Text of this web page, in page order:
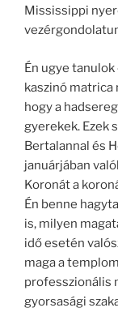
Mississippi
Én ugye
kaszinó matrica
hogy a
gyerekek. Ezek
Bertalannal és
januárjában
Koronát a
Én benne
is, milyen
idő esetén
maga a
professzionális
gyorsasági